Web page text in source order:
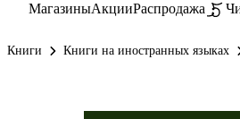
МагазиныАкцииРаспродажа
Книги Книги на иностранных языках